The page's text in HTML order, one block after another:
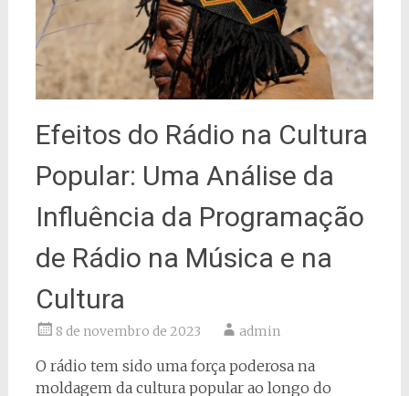
Efeitos do Rádio na Cultura
Popular: Uma Análise da
Influência da Programação
de Rádio na Música e na
Cultura
8 de novembro de 2023 admin
O rádio tem sido uma força poderosa na
moldagem da cultura popular ao longo do